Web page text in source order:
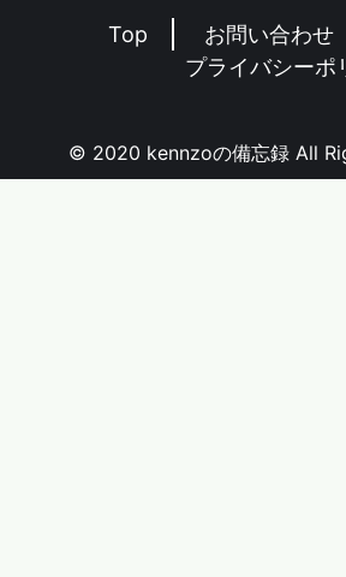
Top お問い合わせ
プライバシーポ
© 2020 kennzoの備忘録 All